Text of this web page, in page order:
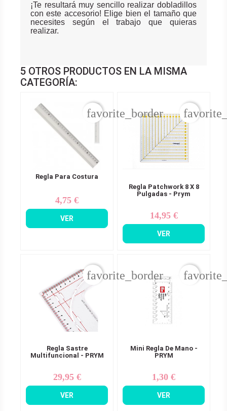
¡Te resultará muy sencillo realizar dobladillos
con este accesorio! Elige bien el tamaño que
necesites según el trabajo que quieras
realizar.
5 OTROS PRODUCTOS EN LA MISMA
CATEGORÍA:
Regla Para Costura
Precio
4,75 €
VER
favorite_border
Regla Patchwork 8 X 8
Pulgadas - Prym
Precio
14,95 €
VER
Regla Sastre
Multifuncional - PRYM
Precio
29,95 €
VER
favorite_border
Mini Regla De Mano -
PRYM
Precio
1,30 €
VER